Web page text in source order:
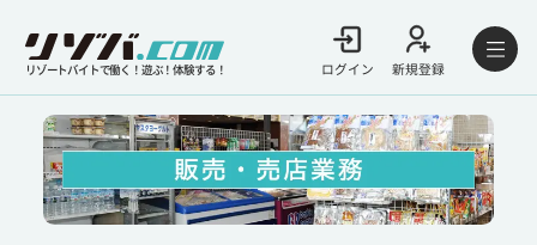
リゾートバイトで働く！遊ぶ！体験する！ ログイン 新規登録